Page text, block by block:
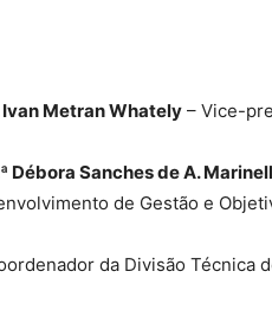
Ivan Metran Whately – Vice-
Débora Sanches de A.
de Gestão e
da Divisão Técnica